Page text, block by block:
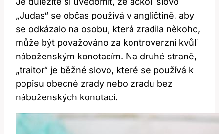
„Judas“ se občas používá v angličtině, aby
se odkázalo na osobu, která zradila někoho,
může být považováno za kontroverzní kvůli
náboženským konotacím. Na druhé straně,
„traitor“ je běžné slovo, které se používá k
popisu obecné zrady nebo zradu bez
náboženských konotací.